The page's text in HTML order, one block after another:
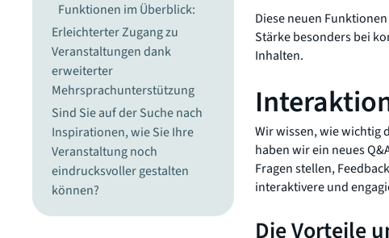
Funktionen im Überblick:
Erleichterter Zugang zu
Veranstaltungen dank
erweiterter
Mehrsprachunterstützung
Sind Sie auf der Suche nach
Inspirationen, wie Sie Ihre
Veranstaltung noch
eindrucksvoller gestalten
können?
Diese neuen
Stärke besonders bei
Inhalten.
Wir wissen, wie wichtig
haben wir ein neues
Fragen stellen,
interaktivere und
Die Vorteile